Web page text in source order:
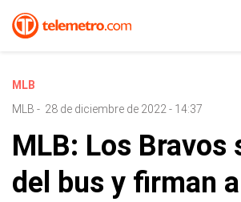
MLB
MLB - 28 de diciembre de 2022 - 14:37
MLB: Los Bravos
del bus y firman